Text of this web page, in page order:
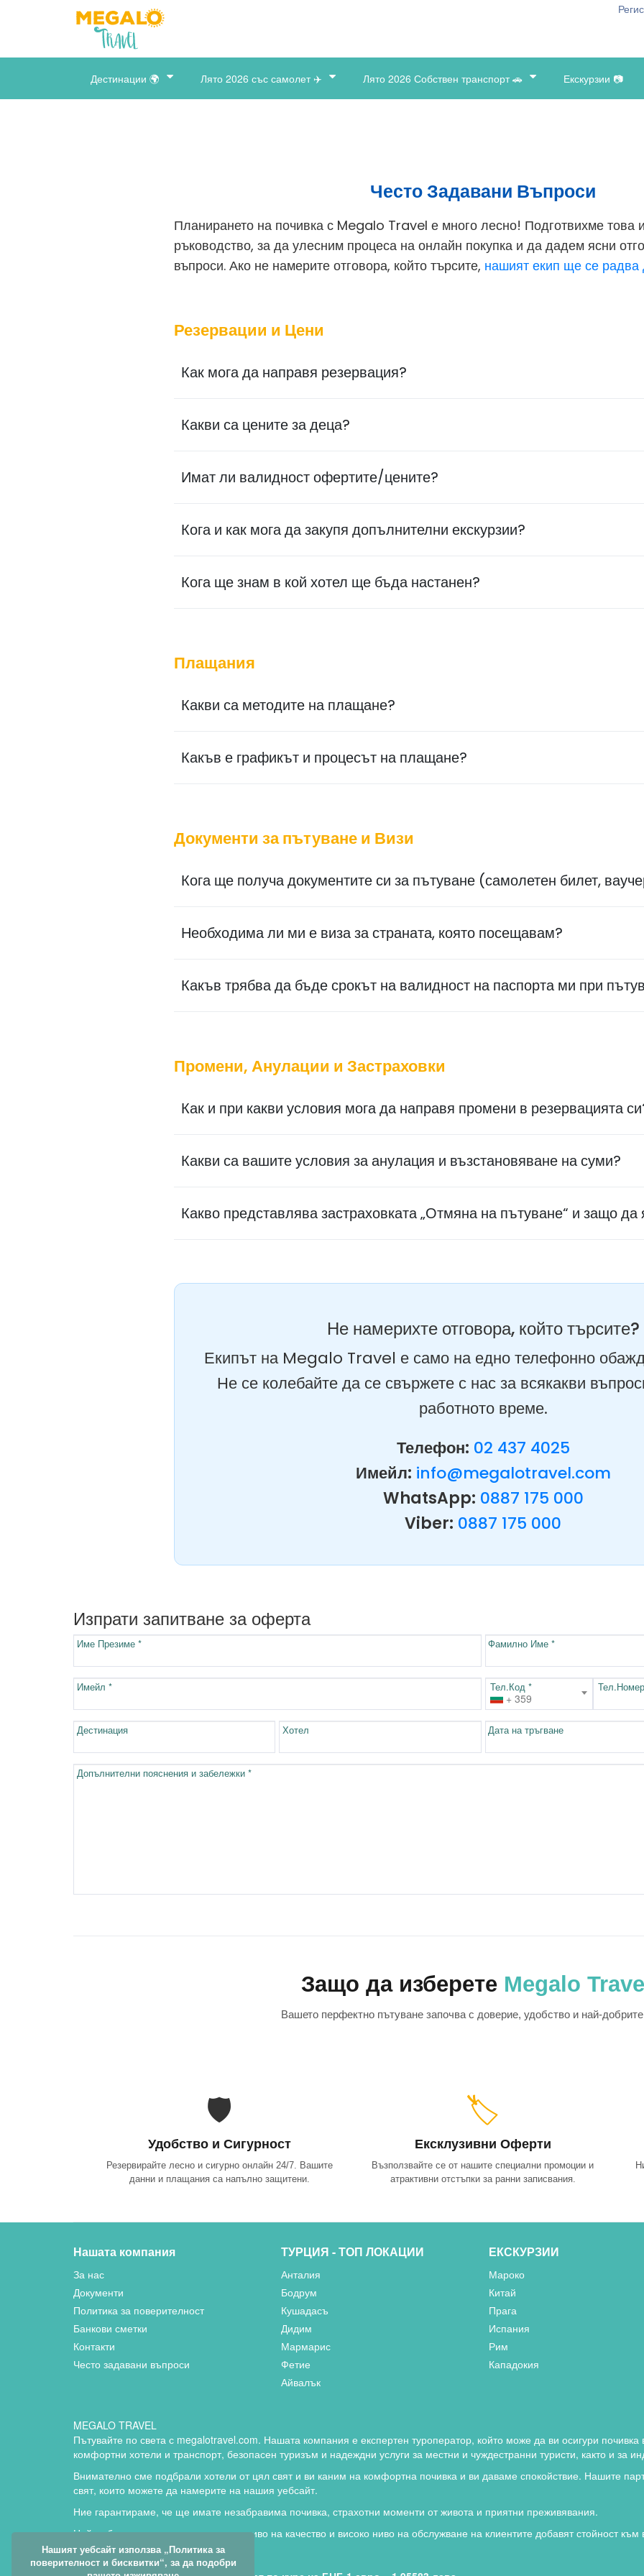
Дестинации 🌍 Лято 2026 със самолет ✈️ Лято 2026 Собствен транспорт 🚗 Екскурзии 📷
Често Задавани Въпроси
Планирането на почивка с Megalo Travel е много лесно! Подготвихме това
ръководство, за да улесним процеса на онлайн покупка и да дадем ясни
въпроси. Ако не намерите отговора, който търсите, нашият екип ще се радва
Резервации и Цени
Как мога да направя резервация?
Какви са цените за деца?
Имат ли валидност офертите/цените?
Кога и как мога да закупя допълнителни екскурзии?
Кога ще знам в кой хотел ще бъда настанен?
Плащания
Какви са методите на плащане?
Какъв е графикът и процесът на плащане?
Документи за пътуване и Визи
Кога ще получа документите си за пътуване (самолетен билет,
Необходима ли ми е виза за страната, която посещавам?
Какъв трябва да бъде срокът на валидност на паспорта ми при
Промени, Анулации и Застраховки
Как и при какви условия мога да направя промени в резервацията
Какви са вашите условия за анулация и възстановяване на суми?
Какво представлява застраховката „Отмяна на пътуване“ и защо
Не намерихте отговора, който търсите?
Екипът на Megalo Travel е само на едно телефонно
Не се колебайте да се свържете с нас за всякакви
работното време.
Телефон: 02 437 4025
Имейл: info@megalotravel.com
WhatsApp: 0887 175 000
Viber: 0887 175 000
Изпрати запитване за оферта
Име Презиме * Фамилно Име *
Имейл * Тел.Код *
+ 359
Дестинация Хотел Дата на тръгване
Допълнителни пояснения и забележки *
Защо да изберете Megalo
Вашето перфектно пътуване започва с доверие, удобство и най-
🛡️
Удобство и Сигурност
Резервирайте лесно и сигурно онлайн 24/7. Вашите
данни и плащания са напълно защитени.
🏷️
Ексклузивни Оферти
Възползвайте се от нашите специални промоции и
атрактивни отстъпки за ранни записвания.
Нашата компания
За нас
Документи
Политика за поверителност
Банкови сметки
Контакти
Често задавани въпроси
ТУРЦИЯ - ТОП ЛОКАЦИИ
Анталия
Бодрум
Кушадасъ
Дидим
Мармарис
Фетие
Айвалък
ЕКСКУРЗИИ
Мароко
Китай
Прага
Испания
Рим
Кападокия
MEGALO TRAVEL
Пътувайте по света с megalotravel.com. Нашата компания е експертен туроператор, който може да ви осигури
комфортни хотели и транспорт, безопасен туризъм и надеждни услуги за местни и чуждестранни туристи, както и за
Внимателно сме подбрали хотели от цял свят и ви каним на комфортна почивка и ви даваме спокойствие. Нашите
свят, които можете да намерите на нашия уебсайт.
Ние гарантираме, че ще имате незабравима почивка, страхотни моменти от живота и приятни преживявания.
Най-добрите цени и задоволително ниво на качество и високо ниво на обслужване на клиентите добавят стойност
Нашият уебсайт използва „Политика за
поверителност и бисквитки“, за да подобри